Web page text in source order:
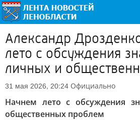
Александр
лето с обсуждения
личных и
31 мая 2026, 20:24 Официально
Начнем лето с обсуждения
общественных проблем